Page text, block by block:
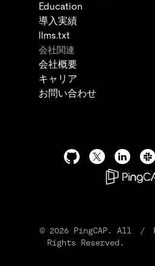
Education
導入実績
llms.txt
会社関連
会社概要
キャリア
お問い合わせ
© 2026PingCAP. All
Rights Reserved.
/